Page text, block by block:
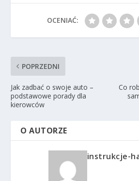
OCENIAĆ:
POPRZEDNI
Jak zadbać o swoje auto –
podstawowe porady dla
kierowców
Co
O AUTORZE
instrukcje-